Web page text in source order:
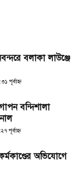
বলাকা লাউঞ্জে
পূর্বাহ্ণ
বন্দিশালা
পূর্বাহ্ণ
অভিযোগে